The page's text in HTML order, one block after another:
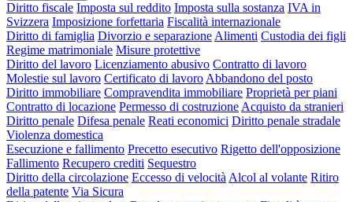
Diritto fiscale Imposta sul reddito Imposta sulla sostanza IVA in
Svizzera Imposizione forfettaria Fiscalità internazionale
Diritto di famiglia Divorzio e separazione Alimenti Custodia dei figli
Regime matrimoniale Misure protettive
Diritto del lavoro Licenziamento abusivo Contratto di lavoro
Molestie sul lavoro Certificato di lavoro Abbandono del posto
Diritto immobiliare Compravendita immobiliare Proprietà per piani
Contratto di locazione Permesso di costruzione Acquisto da stranieri
Diritto penale Difesa penale Reati economici Diritto penale stradale
Violenza domestica
Esecuzione e fallimento Precetto esecutivo Rigetto dell'opposizione
Fallimento Recupero crediti Sequestro
Diritto della circolazione Eccesso di velocità Alcol al volante Ritiro
della patente Via Sicura